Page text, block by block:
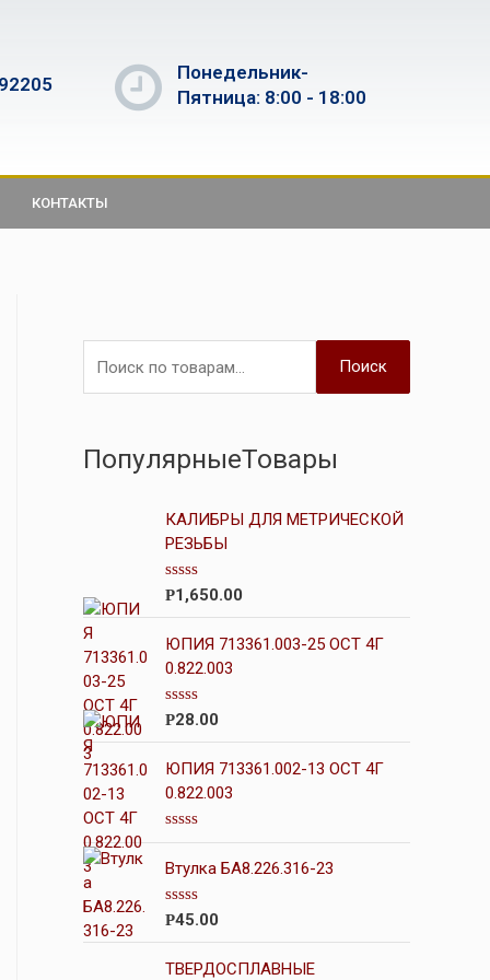
Понедельник-
Пятница: 8:00 - 18:00
КОНТАКТЫ
Поиск
ПопулярныеТовары
КАЛИБРЫ ДЛЯ МЕТРИЧЕСКОЙ
РЕЗЬБЫ
О
н
к
а
0
з
5
Р1,650.00
ЮПИЯ 713361.003-25 ОСТ 4Г
0.822.003
О
н
к
а
0
з
5
Р28.00
ЮПИЯ 713361.002-13 ОСТ 4Г
0.822.003
О
ц
е
н
а
0
з
Втулка БА8.226.316-23
О
н
Р45.00
ТВЕРДОСПЛАВНЫЕ